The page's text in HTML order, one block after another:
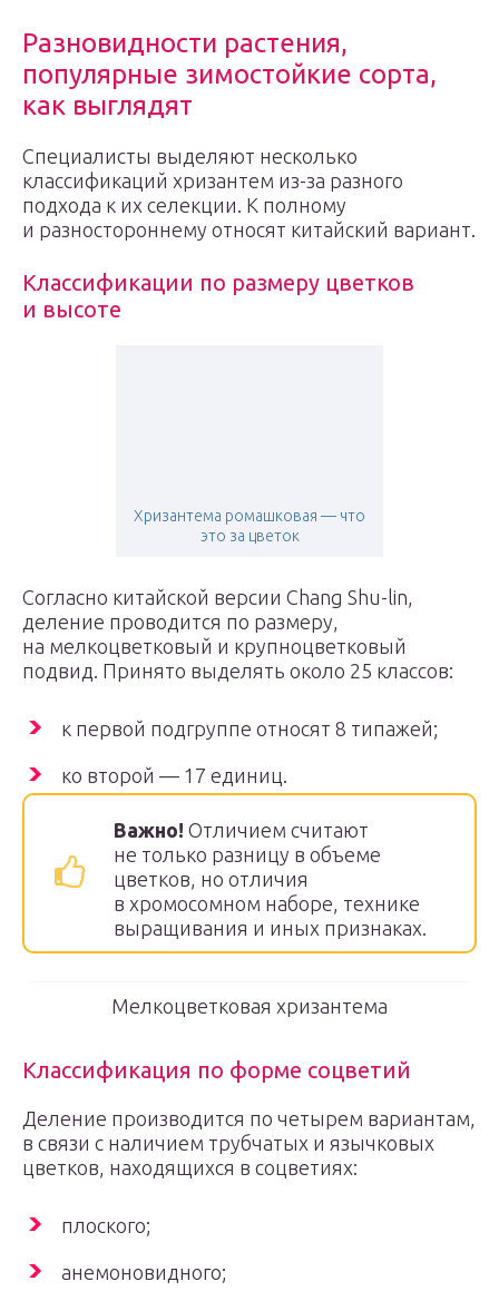
Разновидности растения,
популярные зимостойкие сорта,
как выглядят
Специалисты выделяют несколько
классификаций хризантем из-за разного
подхода к их селекции. К полному
и разностороннему относят китайский вариант.
Классификации по размеру цветков
и высоте
Хризантема ромашковая — что
это за цветок
Согласно китайской версии Chang Shu-lin,
деление проводится по размеру,
на мелкоцветковый и крупноцветковый
подвид. Принято выделять около 25 классов:
к первой подгруппе относят 8 типажей;
ко второй — 17 единиц.
Важно! Отличием считают
не только разницу в объеме
цветков, но отличия
в хромосомном наборе, технике
выращивания и иных признаках.
Мелкоцветковая хризантема
Классификация по форме соцветий
Деление производится по четырем вариантам,
в связи с наличием трубчатых и язычковых
цветков, находящихся в соцветиях:
плоского;
анемоновидного;